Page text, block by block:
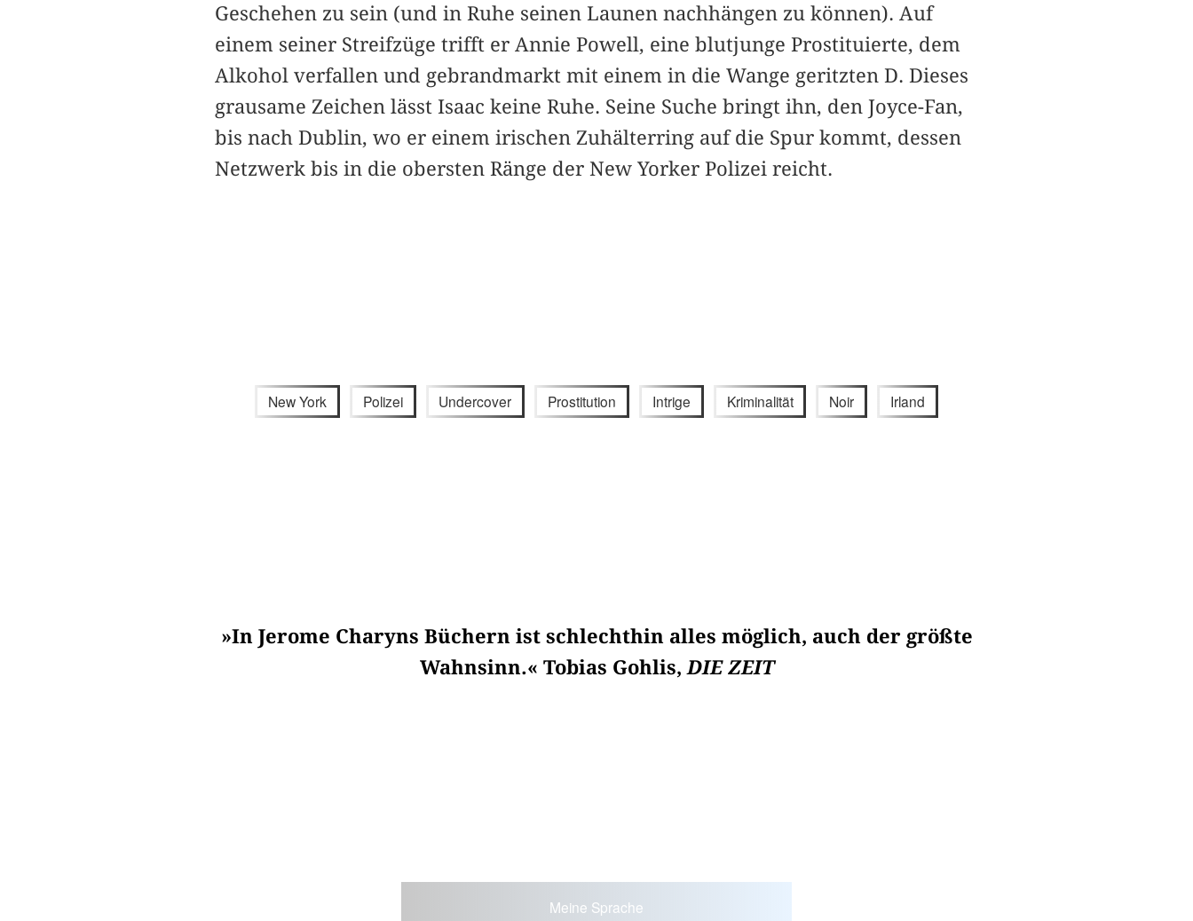
Geschehen zu sein (und in Ruhe seinen Launen nachhängen zu können). Auf
einem seiner Streifzüge trifft er Annie Powell, eine blutjunge Prostituierte, dem
Alkohol verfallen und gebrandmarkt mit einem in die Wange geritzten D. Dieses
grausame Zeichen lässt Isaac keine Ruhe. Seine Suche bringt ihn, den Joyce-Fan,
bis nach Dublin, wo er einem irischen Zuhälterring auf die Spur kommt, dessen
Netzwerk bis in die obersten Ränge der New Yorker Polizei reicht.
New York Polizei Undercover Prostitution Intrige Kriminalität Noir Irland
»In Jerome Charyns Büchern ist schlechthin alles möglich, auch der größte
Wahnsinn.« Tobias Gohlis,DIE ZEIT
Meine Sprache